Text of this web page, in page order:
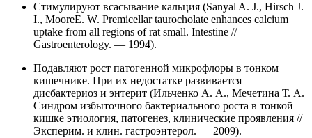
Стимулируют всасывание кальция (Sanyal A. J., Hirsch J.
I., MooreE. W. Premicellar taurocholate enhances calcium
uptake from all regions of rat small. Intestine //
Gastroenterology. — 1994).
Подавляют рост патогенной микрофлоры в тонком
кишечнике. При их недостатке развивается
дисбактериоз и энтерит (Ильченко А. А., Мечетина Т. А.
Синдром избыточного бактериального роста в тонкой
кишке этиология, патогенез, клинические проявления //
Эксперим. и клин. гастроэнтерол. — 2009).